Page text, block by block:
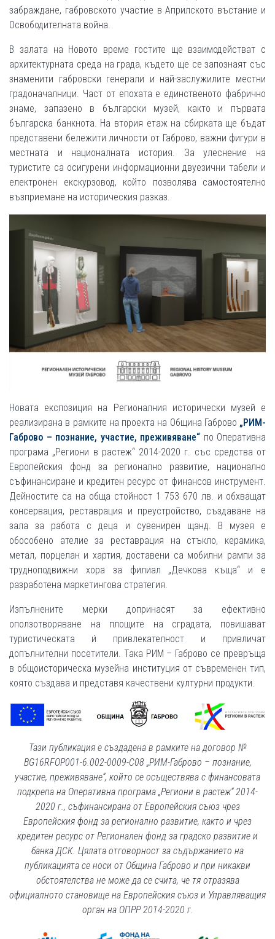
забраждане, габровското участие в Априлското въстание и
Освободителната война.
В залата на Новото време гостите ще взаимодействат с
архитектурната среда на града, където ще се запознаят със
знаменити габровски генерали и най-заслужилите местни
градоначалници. Част от епохата е единственото фабрично
знаме, запазено в български музей, както и първата
българска банкнота. На втория етаж на сбирката ще бъдат
представени бележити личности от Габрово, важни фигури в
местната и националната история. За улеснение на
туристите са осигурени информационни двуезични табели и
електронен екскурзовод, който позволява самостоятелно
възприемане на историческия разказ.
Новата експозиция на Регионалния исторически музей е
реализирана в рамките на проекта на Община Габрово „РИМ-
Габрово – познание, участие, преживяване“ по Оперативна
програма „Региони в растеж“ 2014-2020 г. със средства от
Европейския фонд за регионално развитие, национално
съфинансиране и кредитен ресурс от финансов инструмент.
Дейностите са на обща стойност 1 753 670 лв. и обхващат
консервация, реставрация и преустройство, създаване на
зала за работа с деца и сувенирен щанд. В музея е
обособено ателие за реставрация на стъкло, керамика,
метал, порцелан и хартия, доставени са мобилни рампи за
трудноподвижни хора за филиал „Дечкова къща“ и е
разработена маркетингова стратегия.
Изпълнените мерки допринасят за ефективно
оползотворяване на площите на сградата, повишават
туристическата и́ привлекателност и привличат
допълнителни посетители. Така РИМ – Габрово се превръща
в общоисторическа музейна институция от съвременен тип,
която създава и представя качествени културни продукти.
Тази публикация е създадена в рамките на договор №
BG16RFOP001-6.002-0009-С08 „РИМ-Габрово – познание,
участие, преживяване“, който се осъществява с финансовата
подкрепа на Оперативна програма „Региони в растеж“ 2014-
2020 г., съфинансирана от Европейския съюз чрез
Европейския фонд за регионално развитие, както и чрез
кредитен ресурс от Регионален фонд за градско развитие и
банка ДСК. Цялата отговорност за съдържанието на
публикацията се носи от Община Габрово и при никакви
обстоятелства не може да се счита, че тя отразява
официалното становище на Европейския съюз и Управляващия
орган на ОПРР 2014-2020 г.